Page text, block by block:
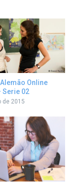
Online
Serie 02
de 2015